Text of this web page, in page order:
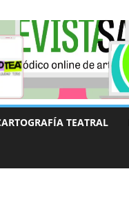
TEATRAL